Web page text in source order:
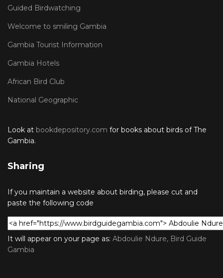
Guided Birdwatching
Welcome to smiling Gambia
Gambia Tourist Information
Gambia Hotels
African Bird Club
National Geographic
Look at bookdepository.com for books about birds of The
Gambia.
Sharing
If you maintain a website about birding, please cut and
paste the following code
It will appear on your page as: Abdoulie Ndure, Bird Guide
Gambia